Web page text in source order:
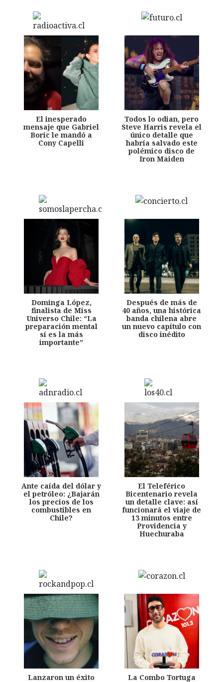
El inesperado
mensaje que Gabriel
Boric le mandó a
Cony Capelli
Todos lo odian, pero
Steve Harris revela el
único detalle que
habría salvado este
polémico disco de
Iron Maiden
Dominga López,
finalista de Miss
Universo Chile: “La
preparación mental
sí es la más
importante”
Después de más de
40 años, una histórica
banda chilena abre
un nuevo capítulo con
disco inédito
Ante caída del dólar y
el petróleo: ¿Bajarán
los precios de los
combustibles en
Chile?
El Teleférico
Bicentenario revela
un detalle clave: así
funcionará el viaje de
13 minutos entre
Providencia y
Huechuraba
Lanzaron un éxito
La Combo Tortuga